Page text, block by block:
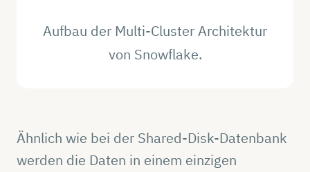
Aufbau der Multi-Cluster Architektur
von Snowflake.
Ähnlich wie bei der Shared-Disk-Datenbank
werden die Daten in einem einzigen